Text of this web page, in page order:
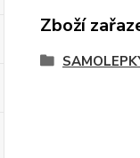
Zboží